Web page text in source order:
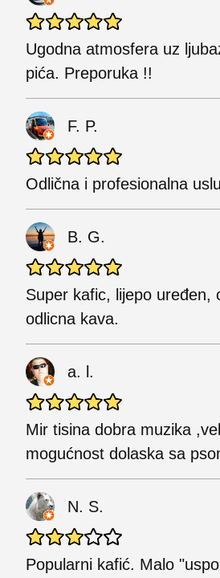
Ugodna atmosfera uz
pića. Preporuka !!
F. P.
Odlična i profesionalna
B. G.
Super kafic, lijepo uređen,
odlicna kava.
a. l.
Mir tisina dobra muzika
mogućnost dolaska sa
N. S.
Popularni kafić. Malo